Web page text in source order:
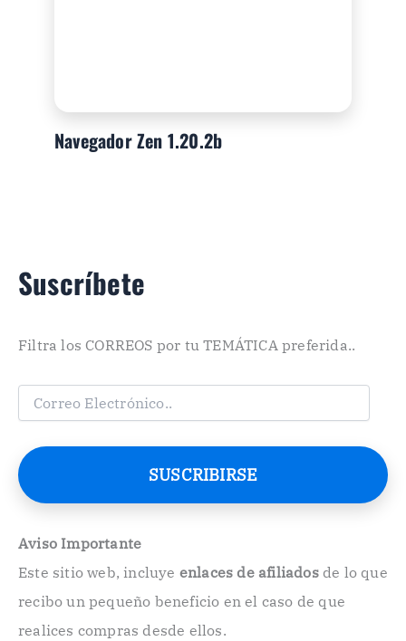
Navegador Zen 1.20.2b
Suscríbete
Filtra los CORREOS por tu TEMÁTICA preferida..
C
e
o
e
t
ó
n
SUSCRIBIRSE
Aviso Importante
Este sitio web, incluye enlaces de afiliadosde lo que
recibo un pequeño beneficio en el caso de que
realices compras desde ellos.